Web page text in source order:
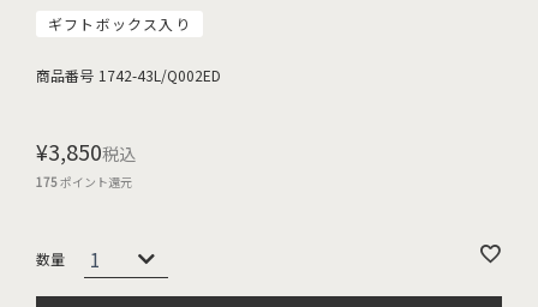
ギフトボックス入り
商品番号 1742-43L/Q002ED
¥3,850税込
175ポイント還元